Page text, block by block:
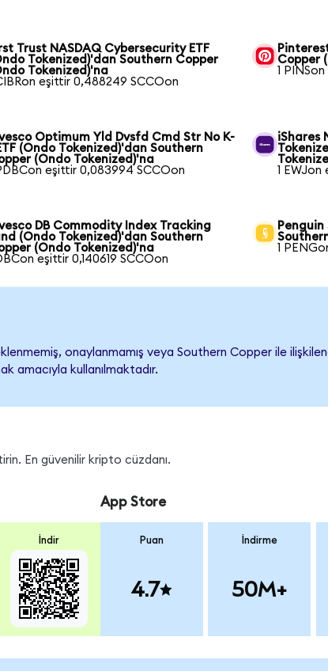
Trust NASDAQ Cybersecurity ETF
Tokenized)'dan Southern Copper
Tokenized)'na
eşittir 0,488249 SCCOon
Copper
1
Optimum Yld Dvsfd Cmd Str No K-
(Ondo Tokenized)'dan Southern
(Ondo Tokenized)'na
eşittir 0,083994 SCCOon
iShares
1
DB Commodity Index Tracking
(Ondo Tokenized)'dan Southern
(Ondo Tokenized)'na
eşittir 0,140619 SCCOon
1
onaylanmamış veya Southern Copper ile
amacıyla kullanılmaktadır.
En güvenilir kripto cüzdanı.
İndir
App Store
Puan
4.7
İndirme
50M+